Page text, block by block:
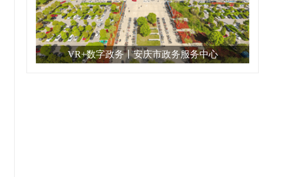
VR+数字政务丨安庆市政务服务中心